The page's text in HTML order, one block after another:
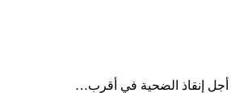
أجل إنقاذ الضحية في أقرب…